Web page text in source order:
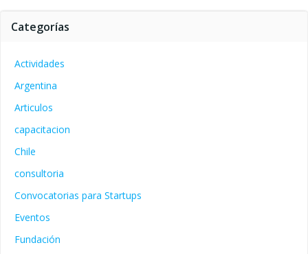
Categorías
Actividades
Argentina
Articulos
capacitacion
Chile
consultoria
Convocatorias para Startups
Eventos
Fundación